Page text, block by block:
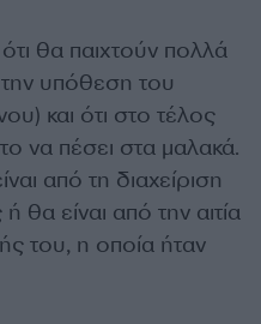
θα παιχτούν πολλά
υπόθεση του
και ότι στο τέλος
να πέσει στα μαλακά.
από τη διαχείριση
θα είναι από την αιτία
του, η οποία ήταν